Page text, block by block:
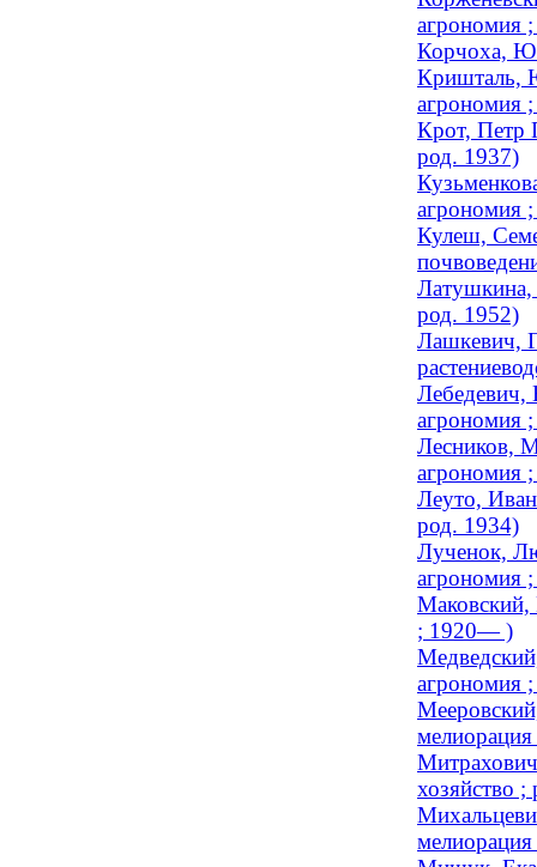
агрономия
Корчоха,
Кришталь,
агрономия
Крот, Петр
род. 1937)
агрономия
Кулеш,
Латушкина,
род. 1952)
Лашкевич,
Лебедевич,
агрономия
Лесников,
агрономия
Леуто,
род. 1934)
Лученок,
агрономия
Маковский,
; 1920— )
агрономия
хозяйство